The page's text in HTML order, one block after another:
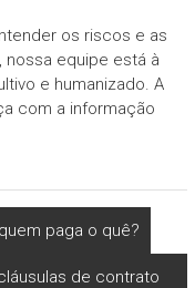
os riscos e as
equipe está à
e humanizado. A
com a informação
paga o quê?
de contrato